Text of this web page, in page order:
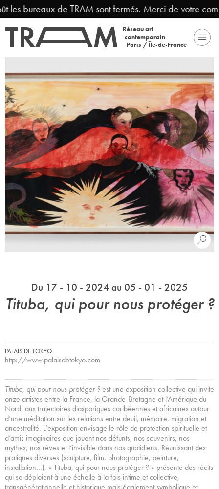
bureaux de TRAM sont fermés. Merci de votre
Réseau art
contemporain
Paris / Île-de-France
Du 17 - 10 - 2024 au 05 - 01 - 2025
Tituba, qui pour nous protéger ?
PALAIS DE TOKYO
http://www.palaisdetokyo.com
Tituba, qui pour nous protéger ?est une exposition collective qui invite
onze artistes entre la France, la Grande-Bretagne et l’Amérique du
Nord, aux trajectoires diasporiques caribéennes et africaines autour
d’une méditation sur les relations entre deuil, mémoire, migration et
ancestralité. L’exposition envisage le rôle de protection spirituelle et
d’amis imaginaires que jouent nos défunts, nos souvenirs, nos
mythes, nos rêves et l’invisible dans nos quotidiens. Réunissant des
pratiques diverses (sculpture, film, photographie, peinture,
installation…), « Tituba, qui pour nous protéger ? » présente des récits
qui se déploient à une échelle à la fois intime et collective,
transgénérationnelle et historique mais également symbolique et